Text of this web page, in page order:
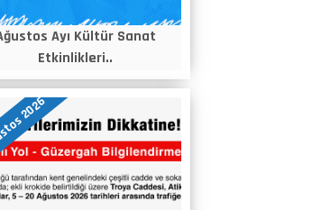
Ayı Kültür Sanat
Etkinlikleri..
2026